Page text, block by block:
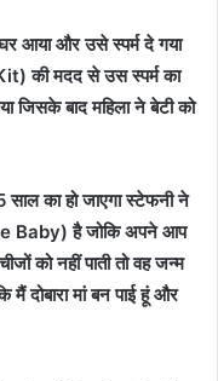
आया और उसे स्पर्म दे गया
की मदद से उस स्पर्म का
जिसके बाद महिला ने बेटी को
का हो जाएगा स्टेफनी ने
Baby) है जोकि अपने आप
को नहीं पाती तो वह जन्म
दोबारा मां बन पाई हूं और